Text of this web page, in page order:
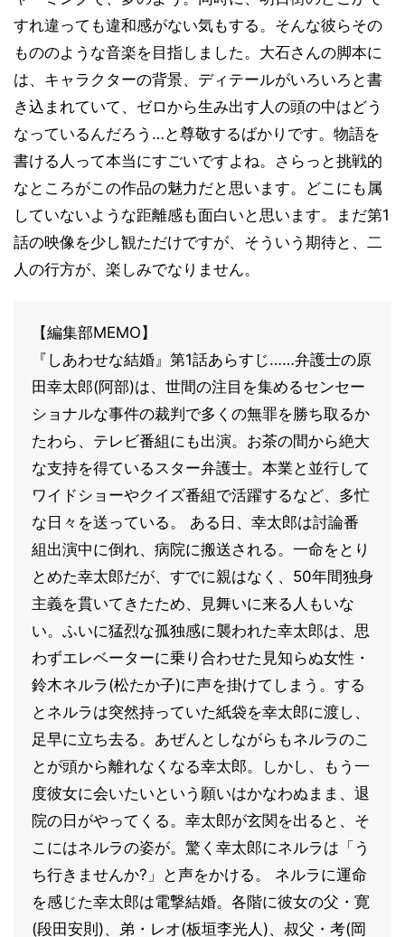
すれ違っても違和感がない気もする。そんな彼らその
もののような音楽を目指しました。大石さんの脚本に
は、キャラクターの背景、ディテールがいろいろと書
き込まれていて、ゼロから生み出す人の頭の中はどう
なっているんだろう…と尊敬するばかりです。物語を
書ける人って本当にすごいですよね。さらっと挑戦的
なところがこの作品の魅力だと思います。どこにも属
していないような距離感も面白いと思います。まだ第1
話の映像を少し観ただけですが、そういう期待と、二
人の行方が、楽しみでなりません。
【編集部MEMO】
『しあわせな結婚』第1話あらすじ……弁護士の原
田幸太郎(阿部)は、世間の注目を集めるセンセー
ショナルな事件の裁判で多くの無罪を勝ち取るか
たわら、テレビ番組にも出演。お茶の間から絶大
な支持を得ているスター弁護士。本業と並行して
ワイドショーやクイズ番組で活躍するなど、多忙
な日々を送っている。 ある日、幸太郎は討論番
組出演中に倒れ、病院に搬送される。一命をとり
とめた幸太郎だが、すでに親はなく、50年間独身
主義を貫いてきたため、見舞いに来る人もいな
い。ふいに猛烈な孤独感に襲われた幸太郎は、思
わずエレベーターに乗り合わせた見知らぬ女性・
鈴木ネルラ(松たか子)に声を掛けてしまう。する
とネルラは突然持っていた紙袋を幸太郎に渡し、
足早に立ち去る。あぜんとしながらもネルラのこ
とが頭から離れなくなる幸太郎。しかし、もう一
度彼女に会いたいという願いはかなわぬまま、退
院の日がやってくる。幸太郎が玄関を出ると、そ
こにはネルラの姿が。驚く幸太郎にネルラは「う
ち行きませんか?」と声をかける。 ネルラに運命
を感じた幸太郎は電撃結婚。各階に彼女の父・寛
(段田安則)、弟・レオ(板垣李光人)、叔父・考(岡